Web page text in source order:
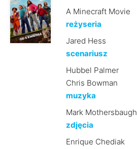
A Minecraft Movie
reżyseria
Jared Hess
scenariusz
Hubbel Palmer
Chris Bowman
muzyka
Mark Mothersbaugh
zdjęcia
Enrique Chediak